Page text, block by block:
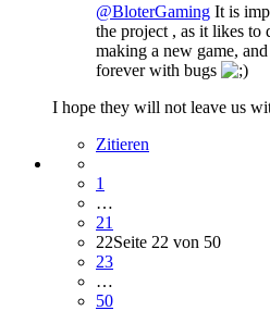
@BloterGaming It is
the project , as it likes
making a new game,
forever with bugs
I hope they will not leave us
Zitieren
1
…
21
22Seite 22 von 50
23
…
50